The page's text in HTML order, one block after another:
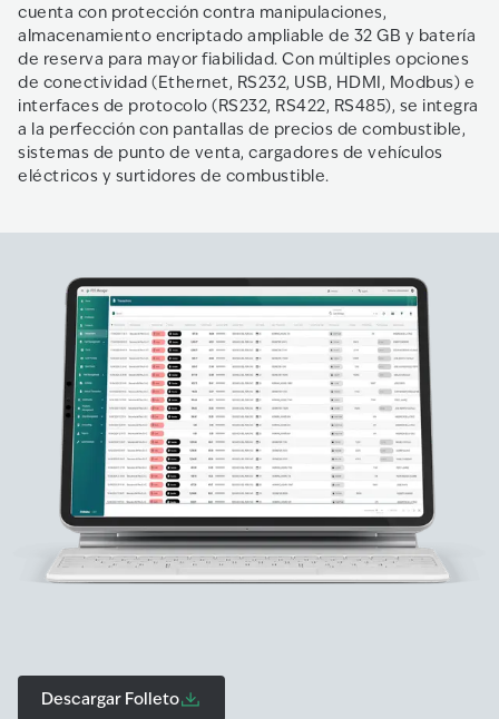
cuenta con protección contra manipulaciones,
almacenamiento encriptado ampliable de 32 GB y batería
de reserva para mayor fiabilidad. Con múltiples opciones
de conectividad (Ethernet, RS232, USB, HDMI, Modbus) e
interfaces de protocolo (RS232, RS422, RS485), se integra
a la perfección con pantallas de precios de combustible,
sistemas de punto de venta, cargadores de vehículos
eléctricos y surtidores de combustible.
Descargar Folleto